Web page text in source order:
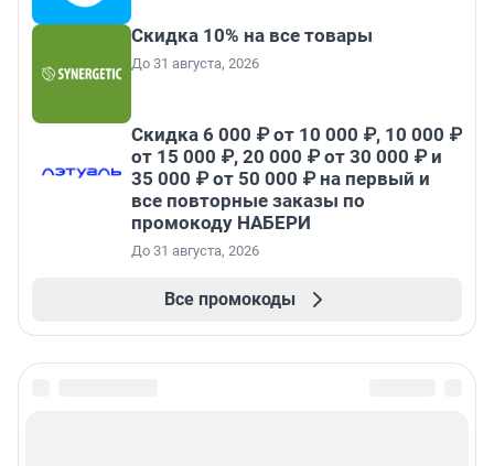
Скидка 10% на все товары
До 31 августа, 2026
Скидка 6 000 ₽ от 10 000 ₽, 10 000 ₽
от 15 000 ₽, 20 000 ₽ от 30 000 ₽ и
35 000 ₽ от 50 000 ₽ на первый и
все повторные заказы по
промокоду НАБЕРИ
До 31 августа, 2026
Все промокоды